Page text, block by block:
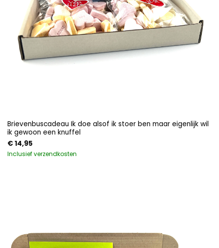
Brievenbuscadeau Ik doe alsof ik stoer ben maar eigenlijk wil
ik gewoon een knuffel
€14,95
Inclusief verzendkosten